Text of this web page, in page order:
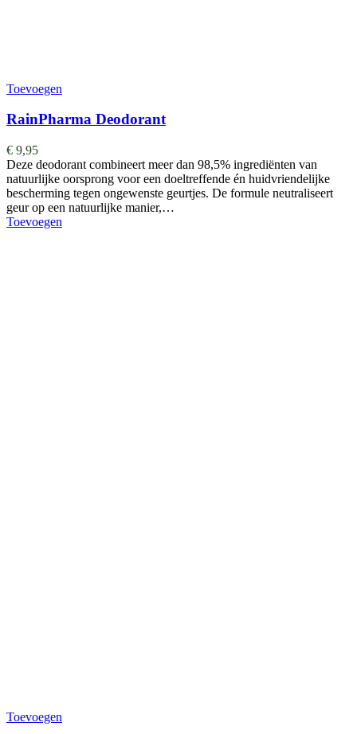
Toevoegen
RainPharma Deodorant
€ 9,95
Deze deodorant combineert meer dan 98,5% ingrediënten van
natuurlijke oorsprong voor een doeltreffende én huidvriendelijke
bescherming tegen ongewenste geurtjes. De formule neutraliseert
geur op een natuurlijke manier,…
Toevoegen
Toevoegen